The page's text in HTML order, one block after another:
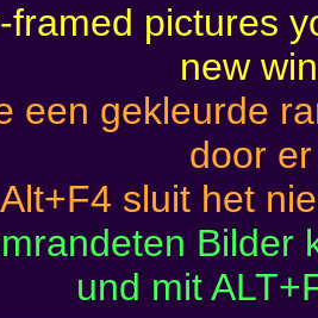
framed pictures
new
een gekleurde
door
Alt+F4 sluit het
Bilder
und mit